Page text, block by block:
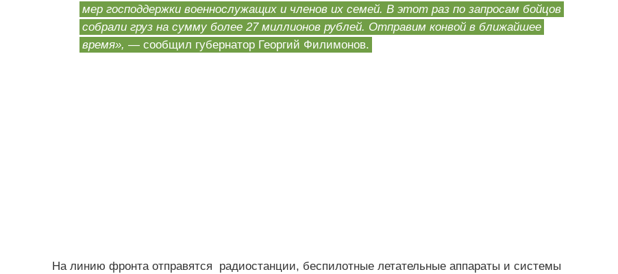
мер господдержки военнослужащих и членов их семей. В этот раз по запросам бойцов
собрали груз на сумму более 27 миллионов рублей. Отправим конвой в ближайшее
время», — сообщил губернатор Георгий Филимонов.
На линию фронта отправятся радиостанции, беспилотные летательные аппараты и системы